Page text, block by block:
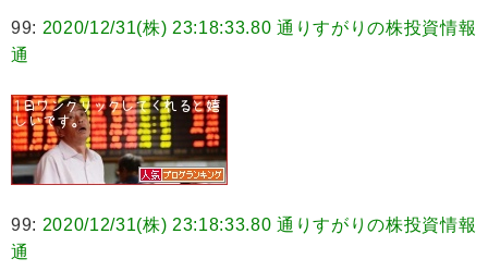
99: 2020/12/31(株) 23:18:33.80 通りすがりの株投資情報
通
99: 2020/12/31(株) 23:18:33.80 通りすがりの株投資情報
通